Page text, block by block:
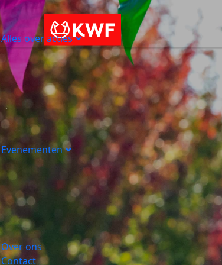
Alles over acties
Evenementen
Over ons
Contact